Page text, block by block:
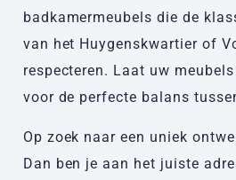
badkamermeubels die de
van het Huygenskwartier of
respecteren. Laat uw
voor de perfecte balans
Op zoek naar een uniek
Dan ben je aan het juiste